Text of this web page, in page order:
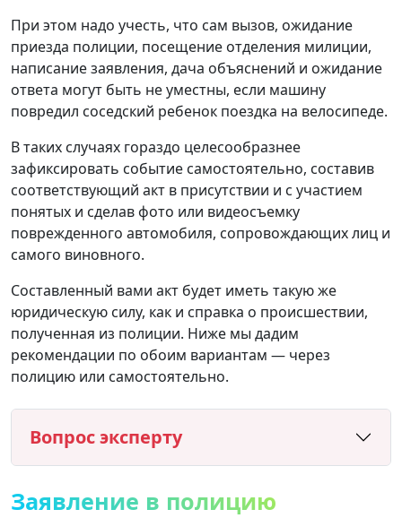
При этом надо учесть, что сам вызов, ожидание
приезда полиции, посещение отделения милиции,
написание заявления, дача объяснений и ожидание
ответа могут быть не уместны, если машину
повредил соседский ребенок поездка на велосипеде.
В таких случаях гораздо целесообразнее
зафиксировать событие самостоятельно, составив
соответствующий акт в присутствии и с участием
понятых и сделав фото или видеосъемку
поврежденного автомобиля, сопровождающих лиц и
самого виновного.
Составленный вами акт будет иметь такую ​​же
юридическую силу, как и справка о происшествии,
полученная из полиции. Ниже мы дадим
рекомендации по обоим вариантам — через
полицию или самостоятельно.
Вопрос эксперту
Заявление в полицию